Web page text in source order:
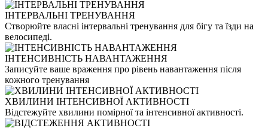
ІНТЕРВАЛЬНІ ТРЕНУВАННЯ
Створюйте власні інтервальні тренування для бігу та їзди на
велосипеді.
ІНТЕНСИВНІСТЬ НАВАНТАЖЕННЯ
Записуйте ваше враження про рівень навантаження після
кожного тренування
ХВИЛИНИ ІНТЕНСИВНОЇ АКТИВНОСТІ
Відстежуйте хвилини помірної та інтенсивної активності.